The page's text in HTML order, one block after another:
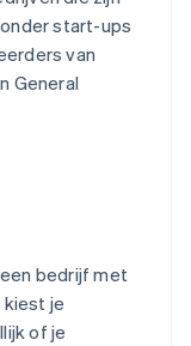
start-ups
van
General
bedrijf met
kiest je
of je